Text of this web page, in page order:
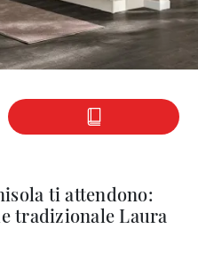
ti attendono:
tradizionale Laura